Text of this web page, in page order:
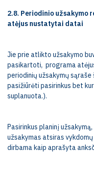
2.8. Periodinio užsakymo
atėjus nustatytai datai
Jie prie atlikto užsakymo
pasikartoti, programa
periodinių užsakymų sąraše
pasižiūrėti pasirinkus bet
suplanuota.).
Pasirinkus planinį
užsakymas atsiras
dirbama kaip aprašyta